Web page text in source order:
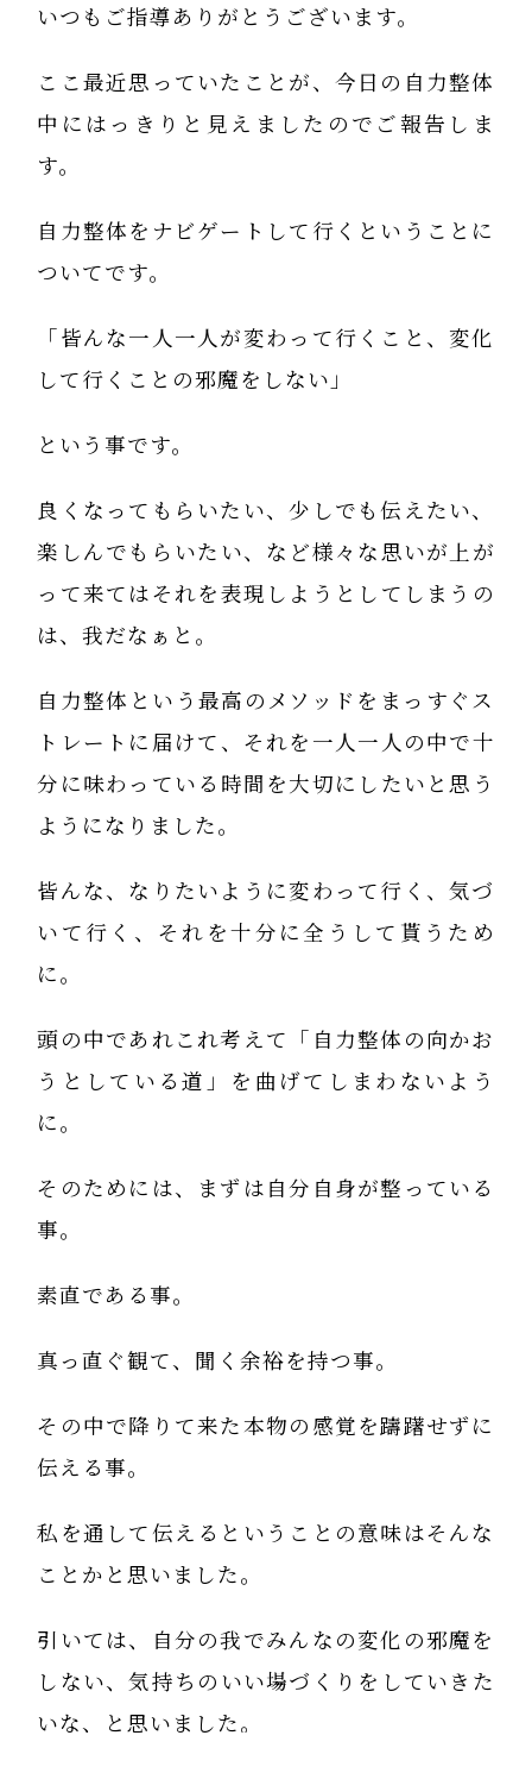
いつもご指導ありがとうございます。
ここ最近思っていたことが、今日の自力整体
中にはっきりと見えましたのでご報告しま
す。
自力整体をナビゲートして行くということに
ついてです。
「皆んな一人一人が変わって行くこと、変化
して行くことの邪魔をしない」
という事です。
良くなってもらいたい、少しでも伝えたい、
楽しんでもらいたい、など様々な思いが上が
って来てはそれを表現しようとしてしまうの
は、我だなぁと。
自力整体という最高のメソッドをまっすぐス
トレートに届けて、それを一人一人の中で十
分に味わっている時間を大切にしたいと思う
ようになりました。
皆んな、なりたいように変わって行く、気づ
いて行く、それを十分に全うして貰うため
に。
頭の中であれこれ考えて「自力整体の向かお
うとしている道」を曲げてしまわないよう
に。
そのためには、まずは自分自身が整っている
事。
素直である事。
真っ直ぐ観て、聞く余裕を持つ事。
その中で降りて来た本物の感覚を躊躇せずに
伝える事。
私を通して伝えるということの意味はそんな
ことかと思いました。
引いては、自分の我でみんなの変化の邪魔を
しない、気持ちのいい場づくりをしていきた
いな、と思いました。